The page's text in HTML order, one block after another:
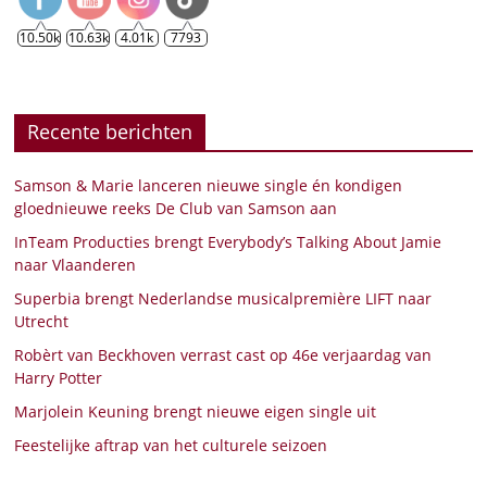
10.50k 10.63k 4.01k 7793
Recente berichten
Samson & Marie lanceren nieuwe single én kondigen
gloednieuwe reeks De Club van Samson aan
InTeam Producties brengt Everybody’s Talking About Jamie
naar Vlaanderen
Superbia brengt Nederlandse musicalpremière LIFT naar
Utrecht
Robèrt van Beckhoven verrast cast op 46e verjaardag van
Harry Potter
Marjolein Keuning brengt nieuwe eigen single uit
Feestelijke aftrap van het culturele seizoen